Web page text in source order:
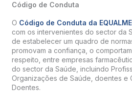
Código de Conduta
O Código de Conduta da
com os intervenientes do sector da
de estabelecer um quadro de
promovam a confiança, o
respeito, entre empresas
do sector da Saúde, incluindo
Organizações de Saúde, doentes e
Doentes.